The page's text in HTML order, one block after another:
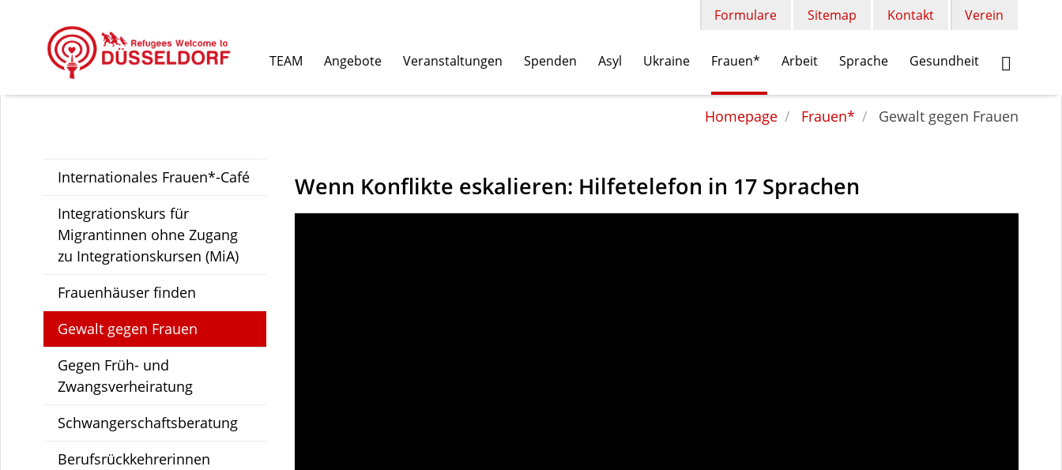
Formulare Sitemap Kontakt Verein
TEAM Angebote Veranstaltungen Spenden Asyl Ukraine Frauen* Arbeit Sprache Gesundheit
Homepage Frauen* Gewalt gegen Frauen
Internationales Frauen*-Café
Integrationskurs für
Migrantinnen ohne Zugang
zu Integrationskursen (MiA)
Frauenhäuser finden
Gewalt gegen Frauen
Gegen Früh- und
Zwangsverheiratung
Schwangerschaftsberatung
Berufsrückkehrerinnen
Wenn Konflikte eskalieren: Hilfetelefon in 17 Sprachen